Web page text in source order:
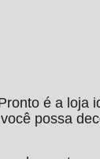
é a loja
possa